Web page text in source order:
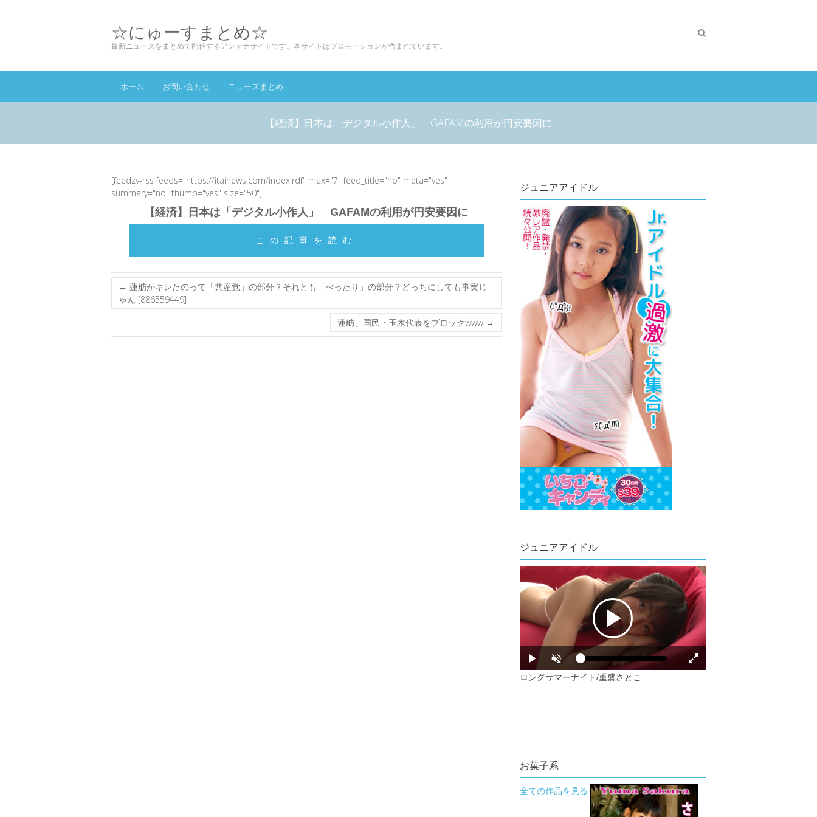
☆にゅーすまとめ☆
最新ニュースをまとめて配信するアンテナサイトです。本サイトはプロモーションが含まれています。
ホーム お問い合わせ ニュースまとめ
【経済】日本は「デジタル小作人」 GAFAMの利用が円安要因に
[feedzy-rss feeds="https://itainews.com/index.rdf" max="7" feed_title="no" meta="yes"
summary="no" thumb="yes" size="50"]
【経済】日本は「デジタル小作人」 GAFAMの利用が円安要因に
この記事を読む
← 蓮舫がキレたのって「共産党」の部分？それとも「べったり」の部分？どっちにしても事実じ
ゃん [886559449]
蓮舫、国民・玉木代表をブロックwww →
ジュニアアイドル
ジュニアアイドル
お菓子系
全ての作品を見る